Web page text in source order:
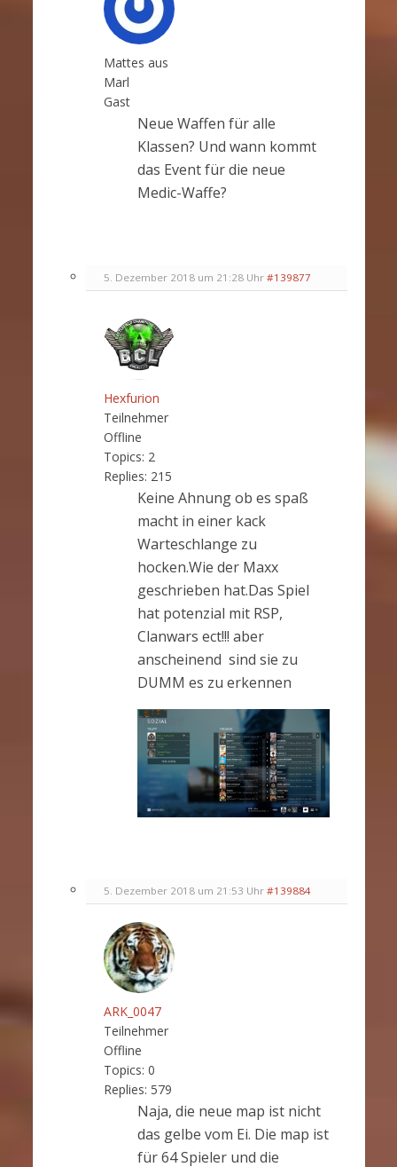
Mattes aus
Marl
Gast
Neue Waffen für alle
Klassen? Und wann kommt
das Event für die neue
Medic-Waffe?
5. Dezember 2018 um 21:28 Uhr #139877
Hexfurion
Teilnehmer
Offline
Topics: 2
Replies: 215
Keine Ahnung ob es spaß
macht in einer kack
Warteschlange zu
hocken.Wie der Maxx
geschrieben hat.Das Spiel
hat potenzial mit RSP,
Clanwars ect!!! aber
anscheinend sind sie zu
DUMM es zu erkennen
5. Dezember 2018 um 21:53 Uhr #139884
ARK_0047
Teilnehmer
Offline
Topics: 0
Replies: 579
Naja, die neue map ist nicht
das gelbe vom Ei. Die map ist
für 64 Spieler und die